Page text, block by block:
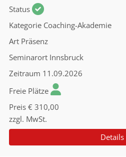
Status
Kategorie Coaching-Akademie
Art Präsenz
Seminarort Innsbruck
Zeitraum 11.09.2026
Freie Plätze
Preis € 310,00
zzgl. MwSt.
Details